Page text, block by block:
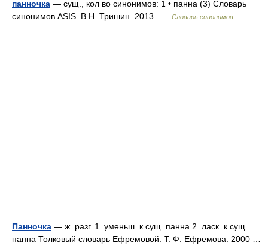
панночка — сущ., кол во синонимов: 1 • панна (3) Словарь
синонимов ASIS. В.Н. Тришин. 2013 …
Словарь синонимов
Панночка — ж. разг. 1. уменьш. к сущ. панна 2. ласк. к сущ.
панна Толковый словарь Ефремовой. Т. Ф. Ефремова. 2000 …